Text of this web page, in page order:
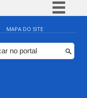
Simplifique!
Comunica BR
Participe
MAPA DO SITE